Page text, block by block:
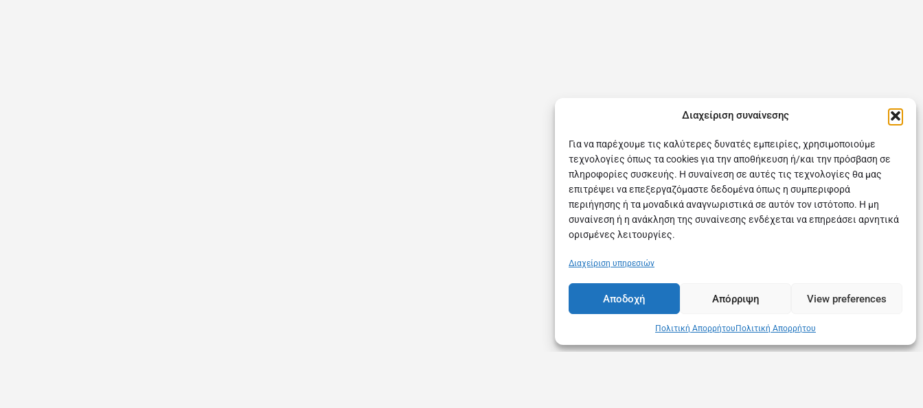
Διαχείριση συναίνεσης
Για να παρέχουμε τις καλύτερες δυνατές εμπειρίες, χρησιμοποιούμε
τεχνολογίες όπως τα cookies για την αποθήκευση ή/και την πρόσβαση σε
πληροφορίες συσκευής. Η συναίνεση σε αυτές τις τεχνολογίες θα μας
επιτρέψει να επεξεργαζόμαστε δεδομένα όπως η συμπεριφορά
περιήγησης ή τα μοναδικά αναγνωριστικά σε αυτόν τον ιστότοπο. Η μη
συναίνεση ή η ανάκληση της συναίνεσης ενδέχεται να επηρεάσει αρνητικά
ορισμένες λειτουργίες.
Διαχείριση υπηρεσιών
Αποδοχή Απόρριψη View preferences
Πολιτική Απορρήτου Πολιτική Απορρήτου